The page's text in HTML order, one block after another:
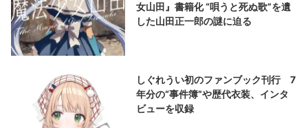
女山田』書籍化 “唄うと死ぬ歌”を遺
した山田正一郎の謎に迫る
しぐれうい初のファンブック刊行 7
年分の“事件簿”や歴代衣装、インタ
ビューを収録